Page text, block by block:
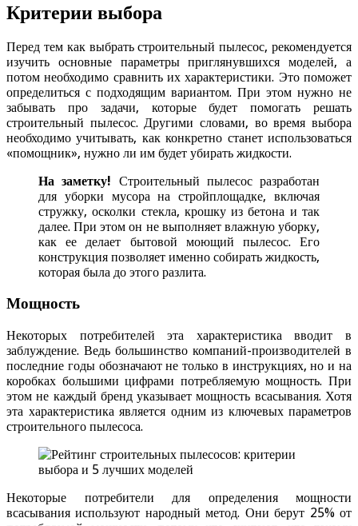
Критерии выбора
Перед тем как выбрать строительный пылесос, рекомендуется
изучить основные параметры приглянувшихся моделей, а
потом необходимо сравнить их характеристики. Это поможет
определиться с подходящим вариантом. При этом нужно не
забывать про задачи, которые будет помогать решать
строительный пылесос. Другими словами, во время выбора
необходимо учитывать, как конкретно станет использоваться
«помощник», нужно ли им будет убирать жидкости.
На заметку! Строительный пылесос разработан
для уборки мусора на стройплощадке, включая
стружку, осколки стекла, крошку из бетона и так
далее. При этом он не выполняет влажную уборку,
как ее делает бытовой моющий пылесос. Его
конструкция позволяет именно собирать жидкость,
которая была до этого разлита.
Мощность
Некоторых потребителей эта характеристика вводит в
заблуждение. Ведь большинство компаний-производителей в
последние годы обозначают не только в инструкциях, но и на
коробках большими цифрами потребляемую мощность. При
этом не каждый бренд указывает мощность всасывания. Хотя
эта характеристика является одним из ключевых параметров
строительного пылесоса.
Некоторые потребители для определения мощности
всасывания используют народный метод. Они берут 25% от